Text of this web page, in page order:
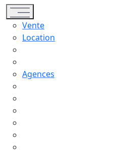
Toggle navigation
Vente
Location
Agences